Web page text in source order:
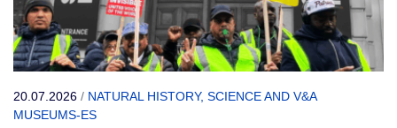
20.07.2026 / NATURAL HISTORY, SCIENCE AND V&A
MUSEUMS-ES